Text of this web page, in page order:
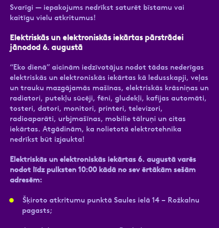
Svarīgi — iepakojums nedrīkst saturēt bīstamu vai
kaitīgu vielu atkritumus!
Elektriskās un elektroniskās iekārtas pārstrādei
jānodod 6. augustā
“Eko dienā” aicinām iedzīvotājus nodot tādas nederīgas
elektriskās un elektroniskās iekārtas kā ledusskapji, veļas
un trauku mazgājamās mašīnas, elektriskās krāsniņas un
radiatori, putekļu sūcēji, fēni, gludekļi, kafijas automāti,
tosteri, datori, monitori, printeri, televizori,
radioaparāti, urbjmašīnas, mobilie tālruņi un citas
iekārtas. Atgādinām, ka nolietotā elektrotehnika
nedrīkst būt izjaukta!
Elektriskās un elektroniskās iekārtas 6. augustā varēs
nodot līdz pulksten 10:00 kādā no sev ērtākām sešām
adresēm:
Šķiroto atkritumu punktā Saules ielā 14 – Rožkalnu
pagasts;